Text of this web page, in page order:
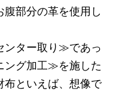
部分の革を使用し
ンター取り≫であっ
ング加工≫を施した
布といえば、想像で